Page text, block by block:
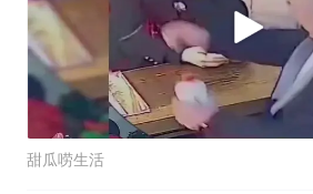
甜瓜唠生活